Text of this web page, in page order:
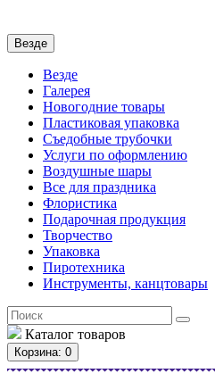
Везде
Везде
Галерея
Новогодние товары
Пластиковая упаковка
Съедобные трубочки
Услуги по оформлению
Воздушные шары
Все для праздника
Флористика
Подарочная продукция
Творчество
Упаковка
Пиротехника
Инструменты, канцтовары
Каталог товаров
Корзина: 0